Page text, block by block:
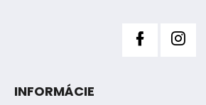
INFORMÁCIE